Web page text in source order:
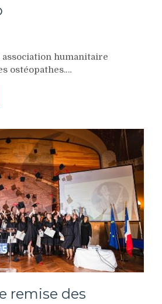
association humanitaire
ostéopathes.…
remise des